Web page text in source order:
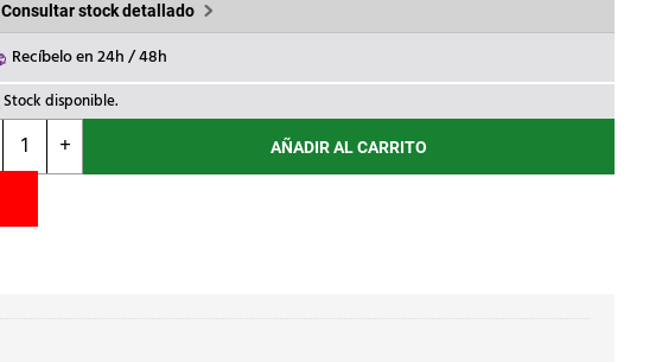
Consultar stock detallado
Recíbelo en 24h / 48h
Stock disponible.
GEWISS
INT.UNIP.16A
LUMIN.230V
+ AÑADIR AL CARRITO